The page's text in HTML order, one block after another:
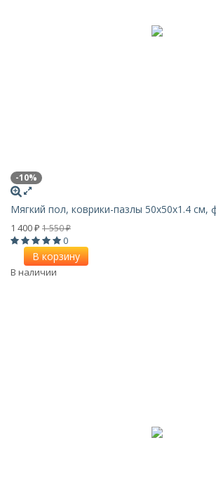
-10%
Мягкий пол, коврики-пазлы 50x50x1.4 см,
1 400 ₽ 1 550₽
0
В корзину
В наличии